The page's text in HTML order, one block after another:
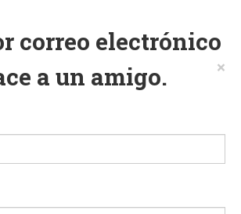
correo electrónico
a un amigo.
×